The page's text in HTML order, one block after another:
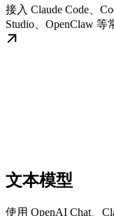
接入 Claude Code、
Studio、OpenClaw 等
文本模型
使用 OpenAI Chat、